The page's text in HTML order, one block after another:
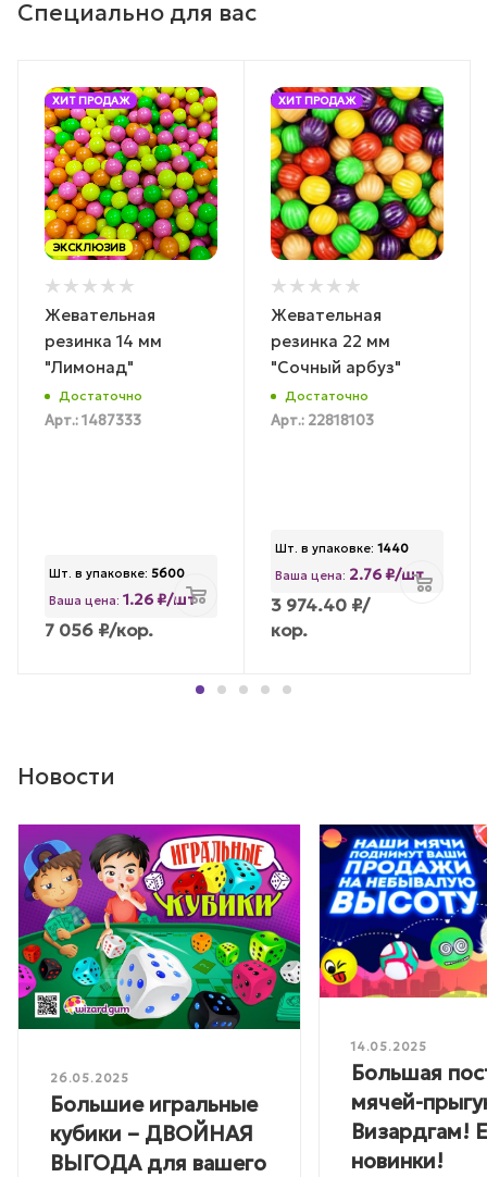
Специально для вас
ХИТ ПРОДАЖ
ЭКСКЛЮЗИВ
Жевательная
резинка 14 мм
"Лимонад"
Достаточно
Арт.: 1487333
Шт. в упаковке: 5600
Ваша цена: 1.26 ₽/шт
7 056 ₽/кор.
ХИТ ПРОДАЖ
Жевательная
резинка 22 мм
"Сочный арбуз"
Достаточно
Арт.: 22818103
Шт. в упаковке: 1440
Ваша цена: 2.76 ₽/шт
3 974.40 ₽/
кор.
Новости
26.05.2025
Большие игральные
кубики – ДВОЙНАЯ
ВЫГОДА для вашего
14.05.2025
Большая
мячей-
Визардгам!
новинки!